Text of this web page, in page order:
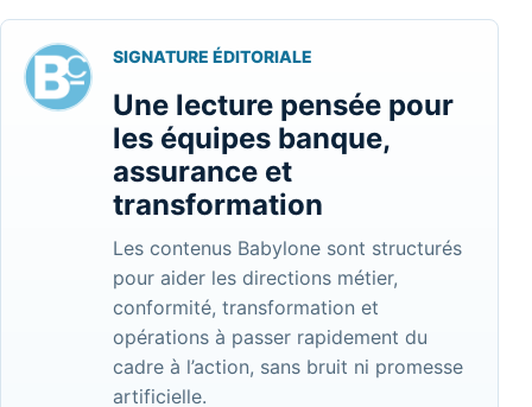
SIGNATURE ÉDITORIALE
Une lecture pensée pour
les équipes banque,
assurance et
transformation
Les contenus Babylone sont structurés
pour aider les directions métier,
conformité, transformation et
opérations à passer rapidement du
cadre à l’action, sans bruit ni promesse
artificielle.